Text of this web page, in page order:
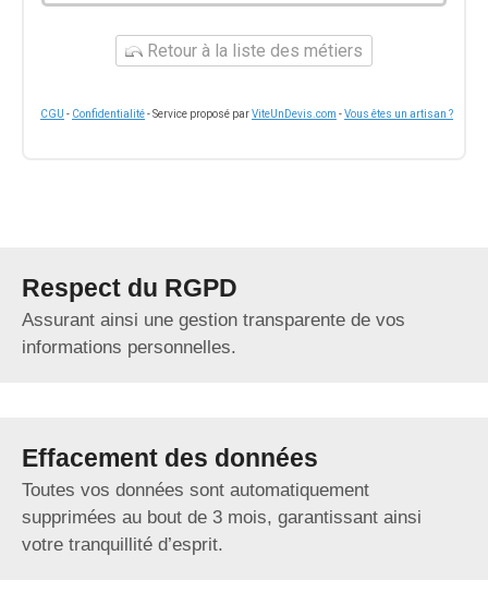
Retour à la liste des métiers
CGU - Confidentialité- Service proposé parViteUnDevis.com -Vous êtes un artisan ?
Respect du RGPD
Assurant ainsi une gestion transparente de vos
informations personnelles.
Effacement des données
Toutes vos données sont automatiquement
supprimées au bout de 3 mois, garantissant ainsi
votre tranquillité d’esprit.